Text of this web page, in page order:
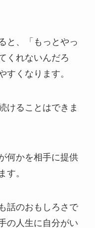
と、「もっとやっ
くれないんだろ
すくなります。
けることはできま
何かを相手に提供
す。
話のおもしろさで
の人生に自分がい